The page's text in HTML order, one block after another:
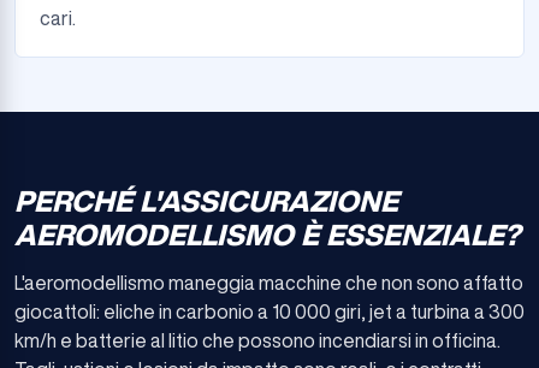
cari.
PERCHÉ L'ASSICURAZIONE
AEROMODELLISMO È ESSENZIALE?
L'aeromodellismo maneggia macchine che non sono affatto
giocattoli: eliche in carbonio a 10 000 giri, jet a turbina a 300
km/h e batterie al litio che possono incendiarsi in officina.